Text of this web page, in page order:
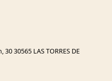
30565 LAS TORRES DE